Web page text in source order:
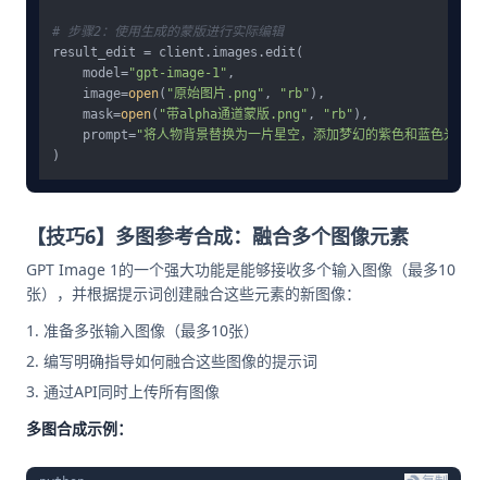
# 步骤2：使用生成的蒙版进行实际编辑
result_edit = client.images.edit(
    model=
"gpt-image-1" ,
    image=
open( "原始图片.png" , "rb" ),
    mask=
open( "带alpha通道蒙版.png" , "rb" ),
    prompt=
"将人物背景替换为一片星空，添加梦幻的紫色和蓝色光效"
【技巧6】多图参考合成：融合多个图像元素
GPT Image 1的一个强大功能是能够接收多个输入图像（最多10
张），并根据提示词创建融合这些元素的新图像：
准备多张输入图像（最多10张）
编写明确指导如何融合这些图像的提示词
通过API同时上传所有图像
多图合成示例：